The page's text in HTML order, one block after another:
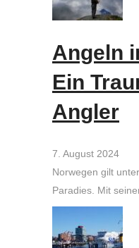
Angeln
Ein
Angler
7. August 2024
Norwegen gilt
Paradies. Mit